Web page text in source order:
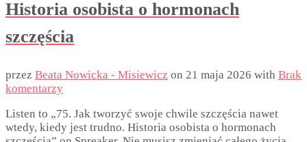
Historia osobista o hormonach
szczęścia
przez Beata Nowicka - Misiewicz on 21 maja 2026 with Brak
komentarzy
Listen to „75. Jak tworzyć swoje chwile szczęścia nawet
wtedy, kiedy jest trudno. Historia osobista o hormonach